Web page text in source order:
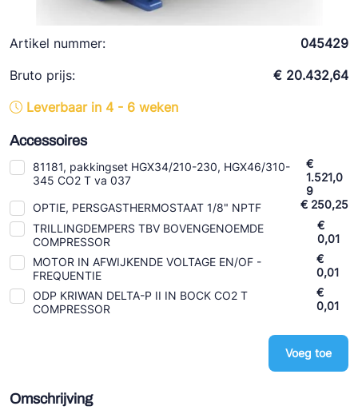
ESK Schultze
TEKLAB
Artikel nummer:
045429
Bruto prijs:
€ 20.432,64
Leverbaar in 4 - 6 weken
Accessoires
81181, pakkingset HGX34/210-230, HGX46/310-
345 CO2 T va 037
€
1.521,0
9
OPTIE, PERSGASTHERMOSTAAT 1/8" NPTF
€ 250,25
TRILLINGDEMPERS TBV BOVENGENOEMDE
COMPRESSOR
€
0,01
MOTOR IN AFWIJKENDE VOLTAGE EN/OF -
FREQUENTIE
€
0,01
ODP KRIWAN DELTA-P II IN BOCK CO2 T
COMPRESSOR
€
0,01
Voeg toe
Omschrijving